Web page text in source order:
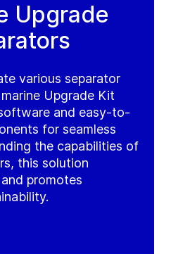
Upgrade
various separator
Upgrade Kit
and easy-to-
for seamless
the capabilities of
this solution
promotes